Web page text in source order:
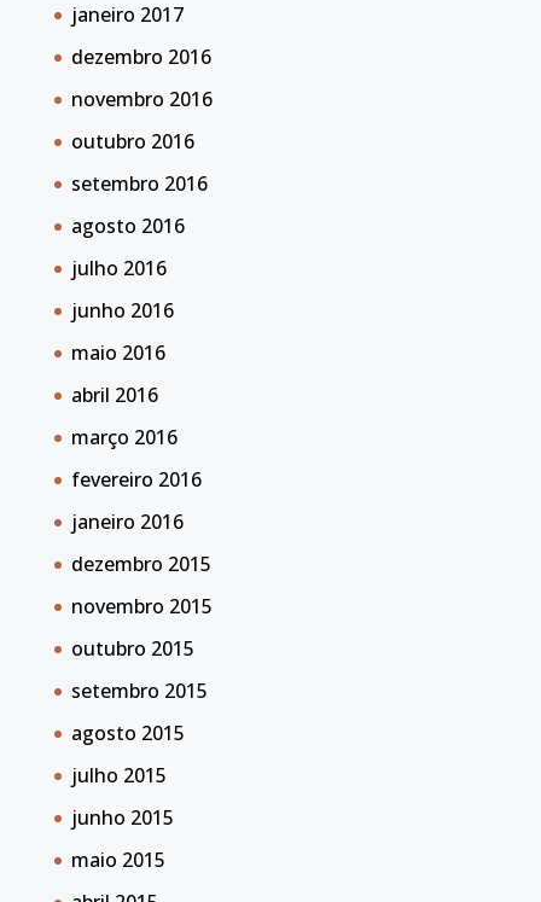
janeiro 2017
dezembro 2016
novembro 2016
outubro 2016
setembro 2016
agosto 2016
julho 2016
junho 2016
maio 2016
abril 2016
março 2016
fevereiro 2016
janeiro 2016
dezembro 2015
novembro 2015
outubro 2015
setembro 2015
agosto 2015
julho 2015
junho 2015
maio 2015